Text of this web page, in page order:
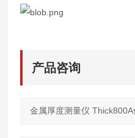
产品咨询